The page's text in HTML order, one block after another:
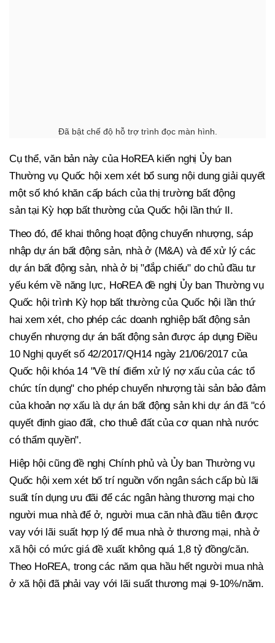
Đã bật chế độ hỗ trợ trình đọc màn hình.
Cụ thể, văn bản này của HoREA kiến nghị Ủy ban
Thường vụ Quốc hội xem xét bổ sung nội dung giải quyết
một số khó khăn cấp bách của thị trường bất động
sản tại Kỳ họp bất thường của Quốc hội lần thứ II.
Theo đó, để khai thông hoạt động chuyển nhượng, sáp
nhập dự án bất động sản, nhà ở (M&A) và để xử lý các
dự án bất động sản, nhà ở bị "đắp chiếu" do chủ đầu tư
yếu kém về năng lực, HoREA đề nghị Ủy ban Thường vụ
Quốc hội trình Kỳ họp bất thường của Quốc hội lần thứ
hai xem xét, cho phép các doanh nghiệp bất động sản
chuyển nhượng dự án bất động sản được áp dụng Điều
10 Nghị quyết số 42/2017/QH14 ngày 21/06/2017 của
Quốc hội khóa 14 "Về thí điểm xử lý nợ xấu của các tổ
chức tín dụng" cho phép chuyển nhượng tài sản bảo đảm
của khoản nợ xấu là dự án bất động sản khi dự án đã "có
quyết định giao đất, cho thuê đất của cơ quan nhà nước
có thẩm quyền".
Hiệp hội cũng đề nghị Chính phủ và Ủy ban Thường vụ
Quốc hội xem xét bố trí nguồn vốn ngân sách cấp bù lãi
suất tín dụng ưu đãi để các ngân hàng thương mại cho
người mua nhà để ở, người mua căn nhà đầu tiên được
vay với lãi suất hợp lý để mua nhà ở thương mại, nhà ở
xã hội có mức giá đề xuất không quá 1,8 tỷ đồng/căn.
Theo HoREA, trong các năm qua hầu hết người mua nhà
ở xã hội đã phải vay với lãi suất thương mại 9-10%/năm.